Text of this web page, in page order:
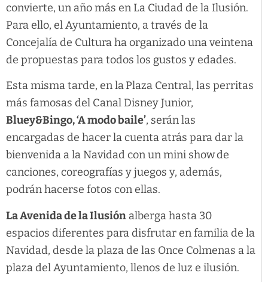
convierte, un año más en La Ciudad de la Ilusión.
Para ello, el Ayuntamiento, a través de la
Concejalía de Cultura ha organizado una veintena
de propuestas para todos los gustos y edades.
Esta misma tarde, en laPlaza Central, las perritas
más famosas del Canal Disney Junior,
Bluey&Bingo, ‘A modo baile’, serán las
encargadas de hacer la cuenta atrás para dar la
bienvenida a la Navidad con un mini showde
canciones, coreografías y juegos y, además,
podrán hacerse fotos con ellas.
La Avenida de la Ilusión alberga hasta 30
espacios diferentes para disfrutar en familia de la
Navidad, desde la plaza de las Once Colmenas a la
plaza del Ayuntamiento, llenos de luz e ilusión.